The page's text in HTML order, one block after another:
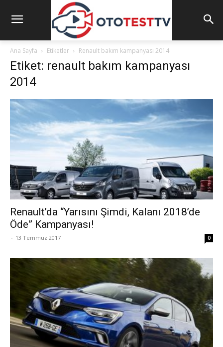
Ana Sayfa Etiketler Renault bakım kampanyası 2014
Etiket: renault bakım kampanyası
2014
Renault’da “Yarısını Şimdi, Kalanı 2018’de
Öde” Kampanyası!
- 13 Temmuz 2017 0